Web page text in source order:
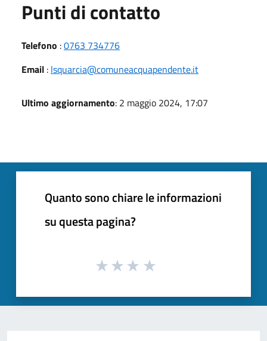
Punti di contatto
Telefono :0763 734776
Email : lsquarcia@comuneacquapendente.it
Ultimo aggiornamento: 2 maggio 2024, 17:07
Quanto sono chiare le informazioni
su questa pagina?